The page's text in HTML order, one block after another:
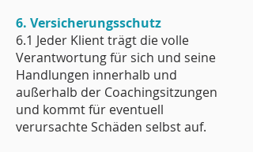
6. Versicherungsschutz
6.1 Jeder Klient trägt die volle
Verantwortung für sich und seine
Handlungen innerhalb und
außerhalb der Coachingsitzungen
und kommt für eventuell
verursachte Schäden selbst auf.